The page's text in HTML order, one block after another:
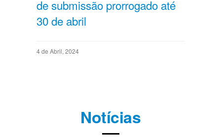
de submissão prorrogado até
30 de abril
4 de Abril, 2024
Notícias